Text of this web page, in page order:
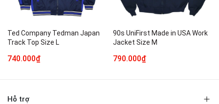
Ted Company Tedman Japan
Track Top Size L
740.000₫
90s UniFirst Made in USA Work
Jacket Size M
790.000₫
Hỗ trợ